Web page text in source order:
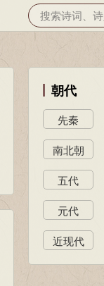
朝代
先秦
南北朝
五代
元代
近现代